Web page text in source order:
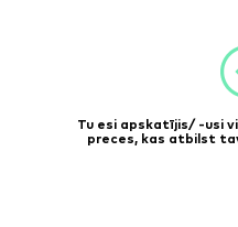
Tu esi apskatījis/ -usi
preces, kas atbilst